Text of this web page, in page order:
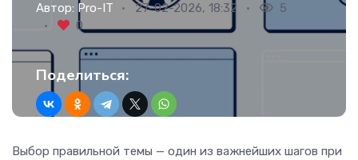
Автор: Pro-IT 27-02-2026, 18:32
5
0
Поделиться:
Выбор правильной темы — один из важнейших шагов при